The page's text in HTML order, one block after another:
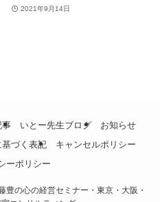
2021年9月14日
事 いとー先生ブログ
お知らせ
づく表記
キャンセルポリシー
ーポリシー
の心の経営セミナー・東京・大阪・